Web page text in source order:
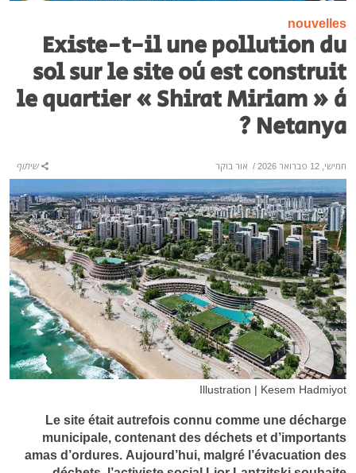
nouvelles
Existe-t-il une pollution du
sol sur le site où est construit
le quartier « Shirat Miriam » à
Netanya ?
חמישי, 12 פברואר 2026 / אור בוקר שיתוף
Illustration | Kesem Hadmiyot
Le site était autrefois connu comme une décharge
municipale, contenant des déchets et d’importants
amas d’ordures. Aujourd’hui, malgré l’évacuation des